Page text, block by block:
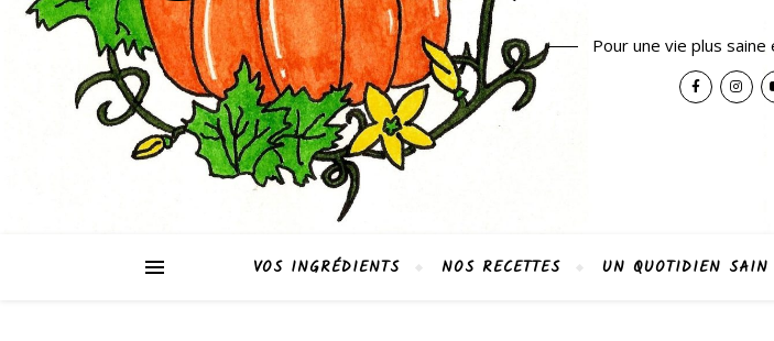
Pour une vie plus saine
VOS INGRÉDIENTS NOS RECETTES UN QUOTIDIEN SAIN